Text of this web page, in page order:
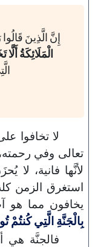
إِنَّ الَّذِينَ قَالُوا
الْمَلَائِكَةُ أَلَّا
لا تخافوا
تعالى وفي
لأنَّها فانية، لا
استغرق الزمن
يخافون مما هو
بِالْجَنَّةِ الَّتِي كُنتُمْ
فالجنَّة هي